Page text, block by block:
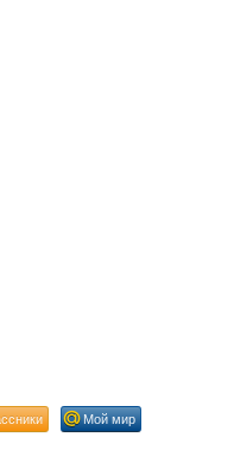
Мой мир